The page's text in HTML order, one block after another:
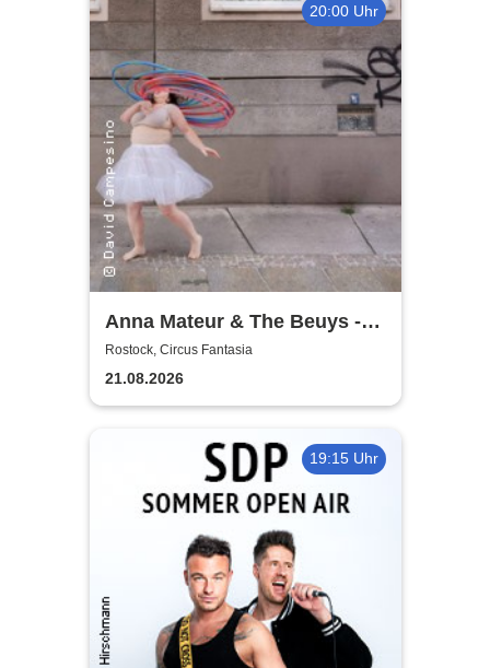
20:00 Uhr
Anna Mateur & The Beuys -
Kaoshüter
Rostock, Circus Fantasia
21.08.2026
19:15 Uhr